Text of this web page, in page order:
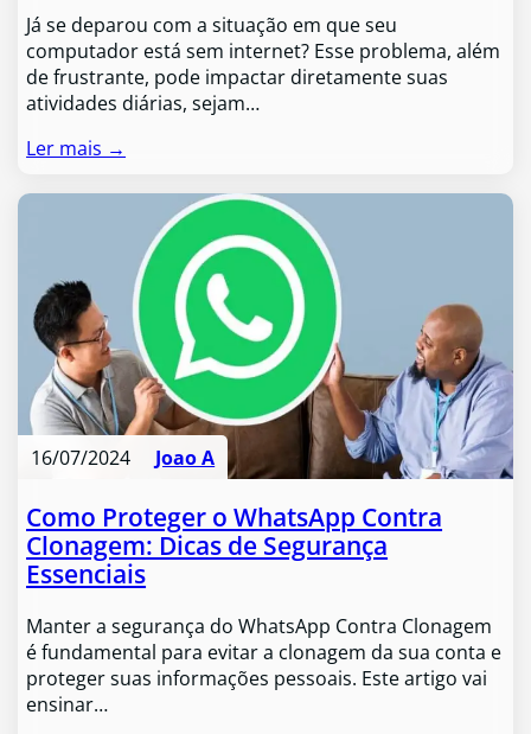
Já se deparou com a situação em que seu
computador está sem internet? Esse problema, além
de frustrante, pode impactar diretamente suas
atividades diárias, sejam…
Ler mais →
16/07/2024 Joao A
Como Proteger o WhatsApp Contra
Clonagem: Dicas de Segurança
Essenciais
Manter a segurança do WhatsApp Contra Clonagem
é fundamental para evitar a clonagem da sua conta e
proteger suas informações pessoais. Este artigo vai
ensinar…